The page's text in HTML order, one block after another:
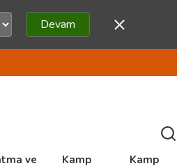
Devam
ve
Kamp
Kamp